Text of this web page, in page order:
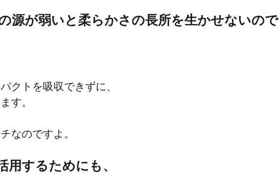
源が弱いと柔らかさの長所を生かせないので
クトを吸収できずに、
す。
なのですよ。
用するためにも、